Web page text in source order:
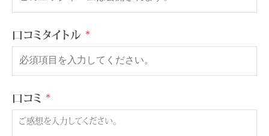
口コミタイトル
口コミ